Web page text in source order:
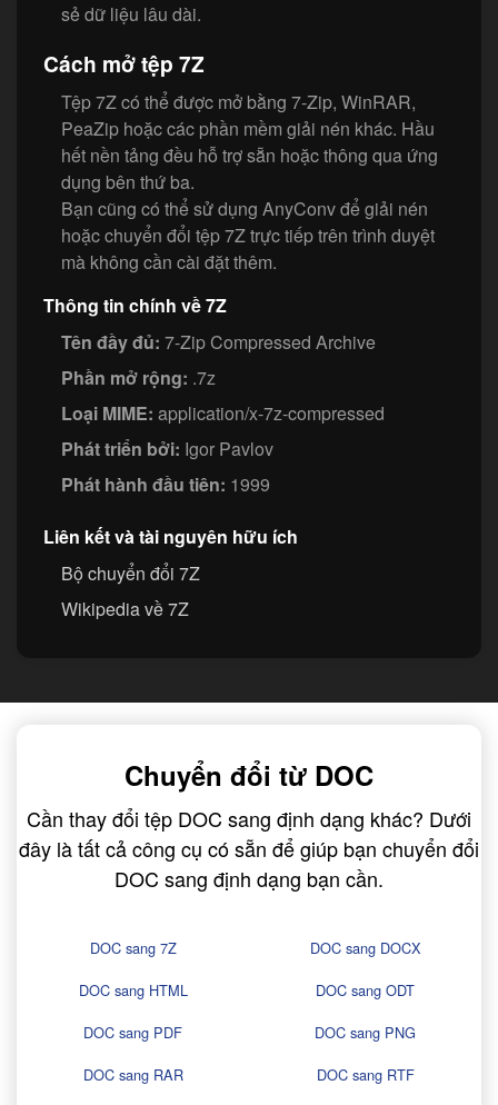
sẻ dữ liệu lâu dài.
Cách mở tệp 7Z
Tệp 7Z có thể được mở bằng 7-Zip, WinRAR,
PeaZip hoặc các phần mềm giải nén khác. Hầu
hết nền tảng đều hỗ trợ sẵn hoặc thông qua ứng
dụng bên thứ ba.
Bạn cũng có thể sử dụng AnyConv để giải nén
hoặc chuyển đổi tệp 7Z trực tiếp trên trình duyệt
mà không cần cài đặt thêm.
Thông tin chính về 7Z
Tên đầy đủ: 7-Zip Compressed Archive
Phần mở rộng: .7z
Loại MIME: application/x-7z-compressed
Phát triển bởi: Igor Pavlov
Phát hành đầu tiên: 1999
Liên kết và tài nguyên hữu ích
Bộ chuyển đổi 7Z
Wikipedia về 7Z
Chuyển đổi từ DOC
Cần thay đổi tệp DOC sang định dạng khác? Dưới
đây là tất cả công cụ có sẵn để giúp bạn chuyển đổi
DOC sang định dạng bạn cần.
DOC sang 7Z
DOC sang DOCX
DOC sang HTML
DOC sang ODT
DOC sang PDF
DOC sang PNG
DOC sang RAR
DOC sang RTF